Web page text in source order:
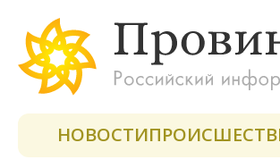
НОВОСТИ